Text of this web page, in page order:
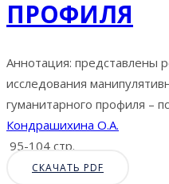
ПРОФИЛЯ
Аннотация: представлены
исследования
гуманитарного профиля –
Кондрашихина О.А.
95-104 стр.
СКАЧАТЬ PDF